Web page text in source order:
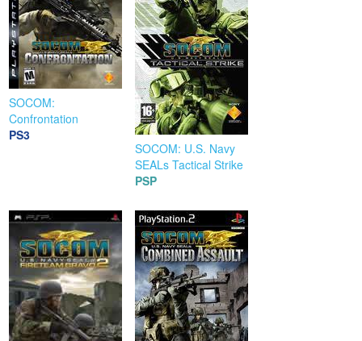
SOCOM:
Confrontation
PS3
SOCOM: U.S. Navy
SEALs Tactical Strike
PSP